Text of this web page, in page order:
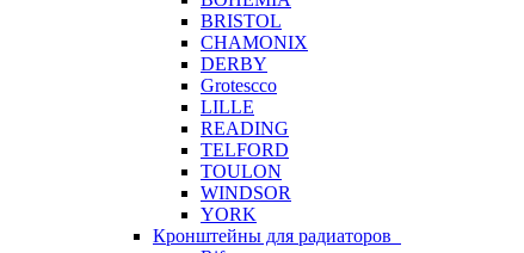
BRISTOL
CHAMONIX
DERBY
Grotescco
LILLE
READING
TELFORD
TOULON
WINDSOR
YORK
Кронштейны для радиаторов